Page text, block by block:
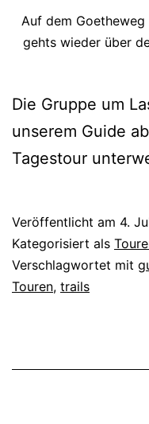
Auf dem
gehts wieder über
Die Gruppe um
unserem Guide
Tagestour
Veröffentlicht am 4.
Kategorisiert als
Verschlagwortet mit
Touren, trails